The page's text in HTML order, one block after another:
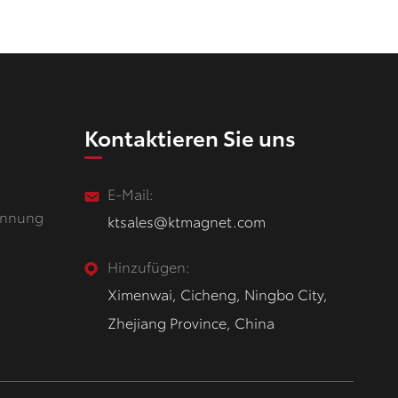
Kontaktieren Sie uns
E-Mail:
ktsales@ktmagnet.com
Hinzufügen:
Ximenwai, Cicheng, Ningbo City,
Zhejiang Province, China